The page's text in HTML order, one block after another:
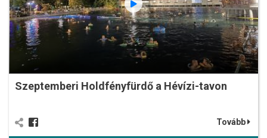
Szeptemberi Holdfényfürdő a Hévízi-tavon
Tovább